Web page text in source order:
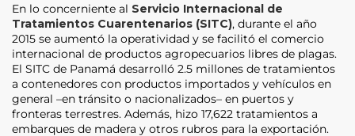
En lo concerniente al Servicio Internacional de
Tratamientos Cuarentenarios (SITC), durante el año
2015 se aumentó la operatividad y se facilitó el comercio
internacional de productos agropecuarios libres de plagas.
El SITC de Panamá desarrolló 2.5 millones de tratamientos
a contenedores con productos importados y vehículos en
general –en tránsito o nacionalizados– en puertos y
fronteras terrestres. Además, hizo 17,622 tratamientos a
embarques de madera y otros rubros para la exportación.